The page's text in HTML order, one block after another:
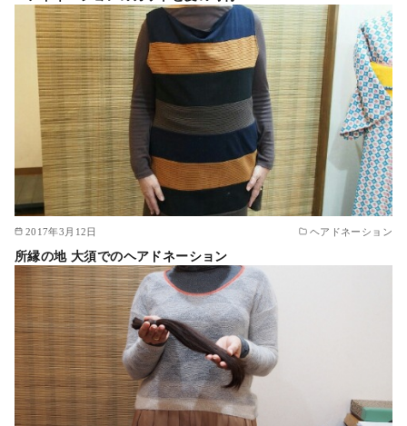
2017年3月12日 ヘアドネーション
所縁の地 大須でのヘアドネーション